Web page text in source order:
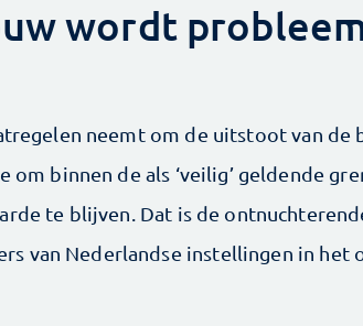
wordt
neemt om de uitstoot van de
binnen de als ‘veilig’ geldende
te blijven. Dat is de
van Nederlandse instellingen in het